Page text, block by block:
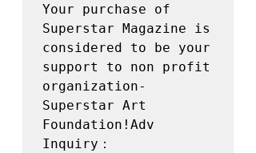
Your purchase of
Superstar Magazine is
considered to be your
support to non profit
organization-
Superstar Art
Foundation!Adv
Inquiry：